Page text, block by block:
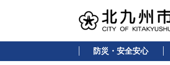
防災・安全安心